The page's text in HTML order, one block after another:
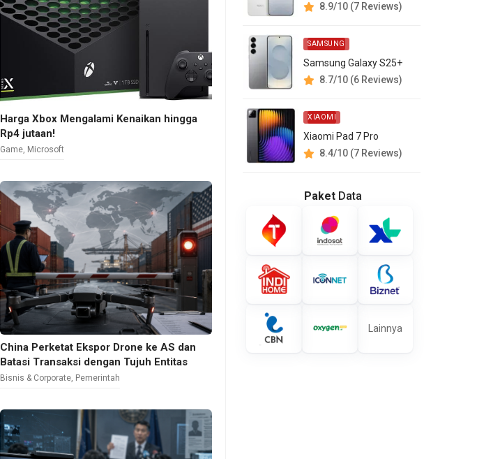
Harga Xbox Mengalami Kenaikan hingga
Rp4 jutaan!
Game, Microsoft
China Perketat Ekspor Drone ke AS dan
Batasi Transaksi dengan Tujuh Entitas
Bisnis & Corporate, Pemerintah
8.9/10 (7 Reviews)
SAMSUNG
Samsung Galaxy S25+
8.7/10 (6 Reviews)
XIAOMI
Xiaomi Pad 7 Pro
8.4/10 (7 Reviews)
Paket Data
Lainnya